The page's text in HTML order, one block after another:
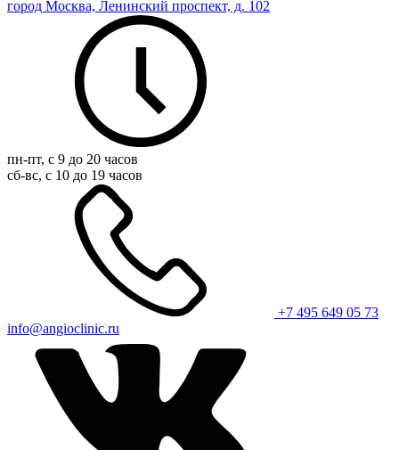
город Москва, Ленинский проспект, д. 102
пн-пт, с 9 до 20 часов
сб-вс, с 10 до 19 часов
+7 495 649 05 73
info@angioclinic.ru